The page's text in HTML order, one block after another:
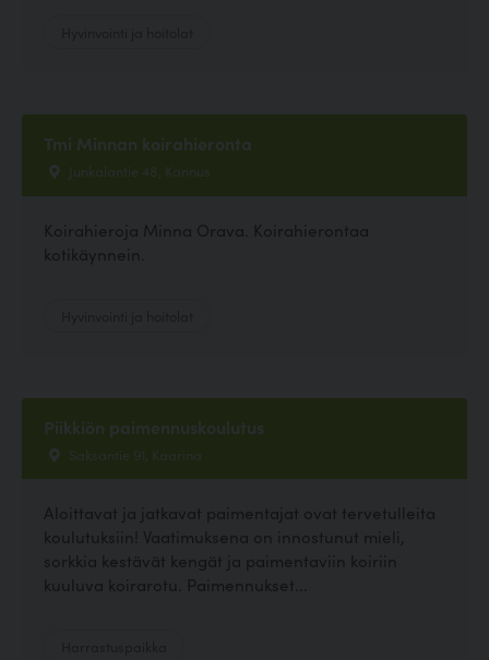
Tmi Minnan koirahieronta
Junkalantie 48, Kannus
Koirahieroja Minna Orava. Koirahierontaa
kotikäynnein.
Piikkiön paimennuskoulutus
Saksantie 91, Kaarina
Aloittavat ja jatkavat paimentajat ovat tervetulleita
koulutuksiin! Vaatimuksena on innostunut mieli,
sorkkia kestävät kengät ja paimentaviin koiriin
kuuluva koirarotu. Paimennukset...